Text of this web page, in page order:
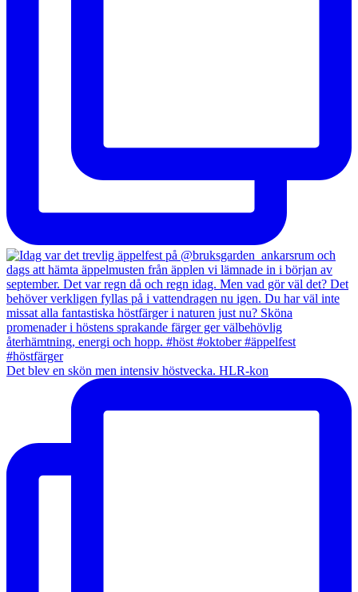
Det blev en skön men intensiv höstvecka. HLR-kon